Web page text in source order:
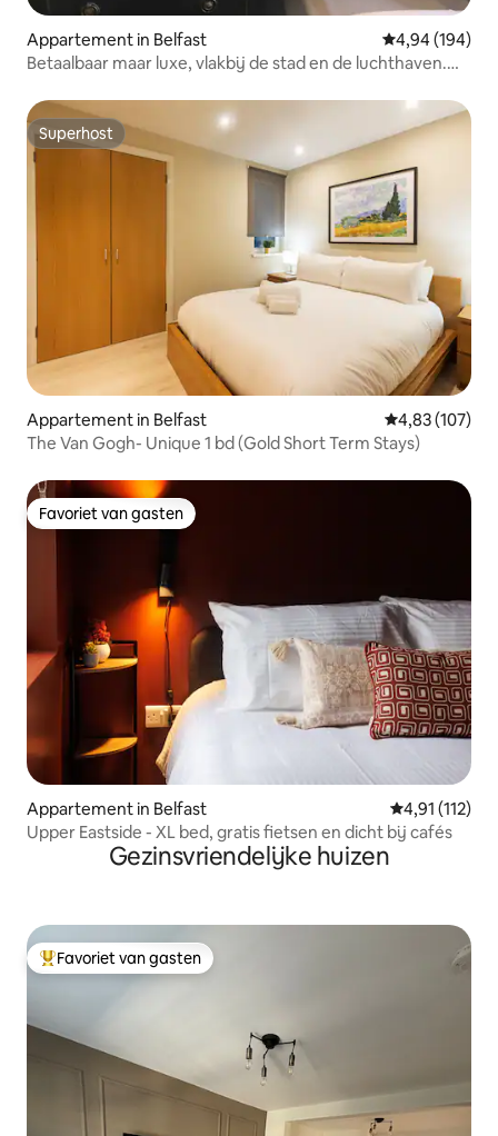
Appartement in Belfast Gemiddelde
4,94 (194)
Betaalbaar maar luxe, vlakbij de stad en de luchthaven.
Superhost
Superhost
Appartement in Belfast Gemiddelde
4,83 (107)
The Van Gogh- Unique 1 bd (Gold Short Term Stays)
Favoriet van gasten
Favoriet van gasten
Appartement in Belfast Gemiddelde
4,91 (112)
Upper Eastside - XL bed, gratis fietsen en dicht bij cafés
Gezinsvriendelijke huizen
Topfavoriet van gasten
Favoriet van gasten